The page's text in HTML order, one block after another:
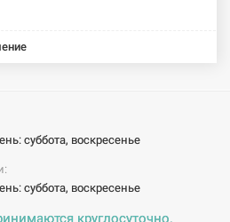
суббота, воскресенье
суббота, воскресенье
круглосуточно.